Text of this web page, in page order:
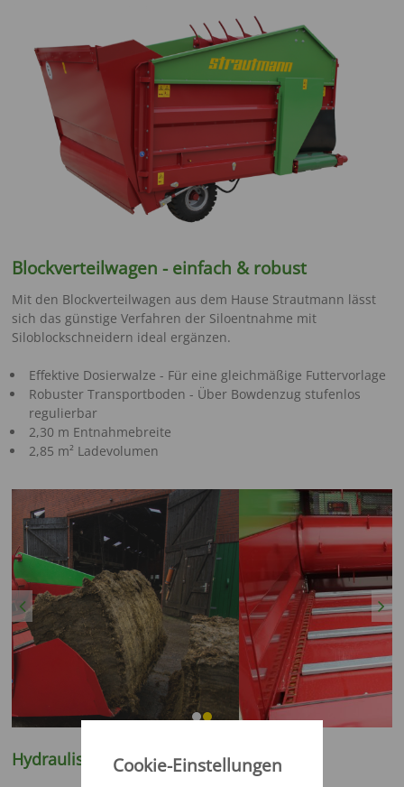
Cookie-Einstellungen
Blockverteilwagen - einfach & robust
Mit den Blockverteilwagen aus dem Hause Strautmann lässt
sich das günstige Verfahren der Siloentnahme mit
Siloblockschneidern ideal ergänzen.
Effektive Dosierwalze - Für eine gleichmäßige Futtervorlage
Robuster Transportboden - Über Bowdenzug stufenlos
regulierbar
2,30 m Entnahmebreite
2,85 m² Ladevolumen
Previous
Hydraulische Ladeschaufel